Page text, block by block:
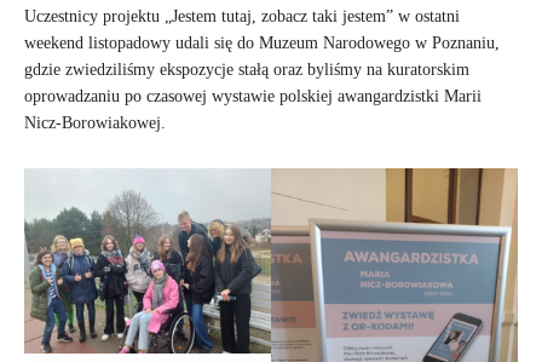
Uczestnicy projektu „Jestem tutaj, zobacz taki jestem” w ostatni
weekend listopadowy udali się do Muzeum Narodowego w Poznaniu,
gdzie zwiedziliśmy ekspozycje stałą oraz byliśmy na kuratorskim
oprowadzaniu po czasowej wystawie polskiej awangardzistki Marii
Nicz-Borowiakowej.